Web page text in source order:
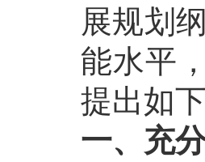
展规划
能水平
提出如
一、充